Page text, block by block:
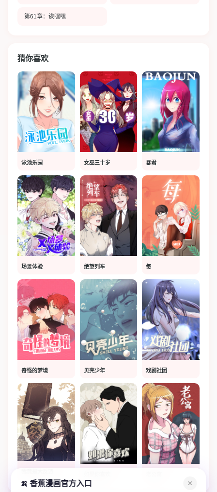
第61章：诶嘿嘿
猜你喜欢
泳池乐园 女巫三十岁 暴君
场景体验 绝望列车 每
奇怪的梦境 贝壳少年 戏剧社团
🍌 香蕉漫画官方入口 ✕